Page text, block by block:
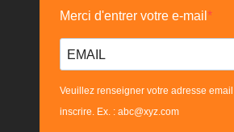
Merci d'entrer votre e-mail
Veuillez renseigner votre adresse
inscrire. Ex. : abc@xyz.com